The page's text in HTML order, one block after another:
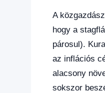
A
hogy a
párosul).
az inflációs
alacsony
sokszor